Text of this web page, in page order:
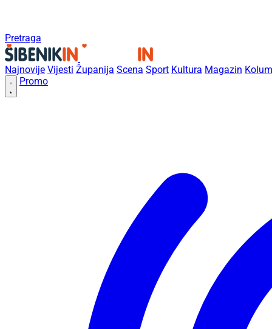
Pretraga
Najnovije Vijesti Županija Scena Sport Kultura Magazin
Promo